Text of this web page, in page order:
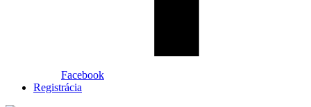
Facebook
Registrácia